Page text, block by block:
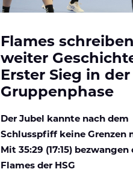
Flames schreiben
weiter
Erster Sieg in der
Gruppenphase
Der Jubel kannte nach dem
Schlusspfiff keine Grenzen
Mit 35:29 (17:15) bezwangen
Flames der HSG